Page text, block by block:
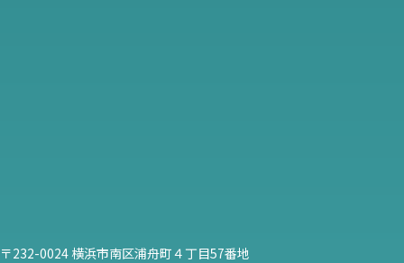
〒232-0024 横浜市南区浦舟町４丁目57番地